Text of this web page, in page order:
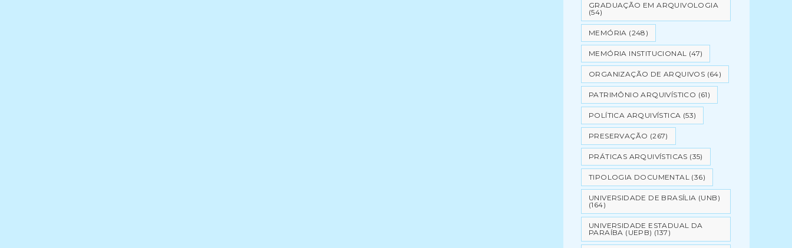
GRADUAÇÃO EM ARQUIVOLOGIA
(54)
MEMÓRIA (248)
MEMÓRIA INSTITUCIONAL (47)
ORGANIZAÇÃO DE ARQUIVOS (64)
PATRIMÔNIO ARQUIVÍSTICO (61)
POLÍTICA ARQUIVÍSTICA (53)
PRESERVAÇÃO (267)
PRÁTICAS ARQUIVÍSTICAS (35)
TIPOLOGIA DOCUMENTAL (36)
UNIVERSIDADE DE BRASÍLIA (UNB)
(164)
UNIVERSIDADE ESTADUAL DA
PARAÍBA (UEPB) (137)